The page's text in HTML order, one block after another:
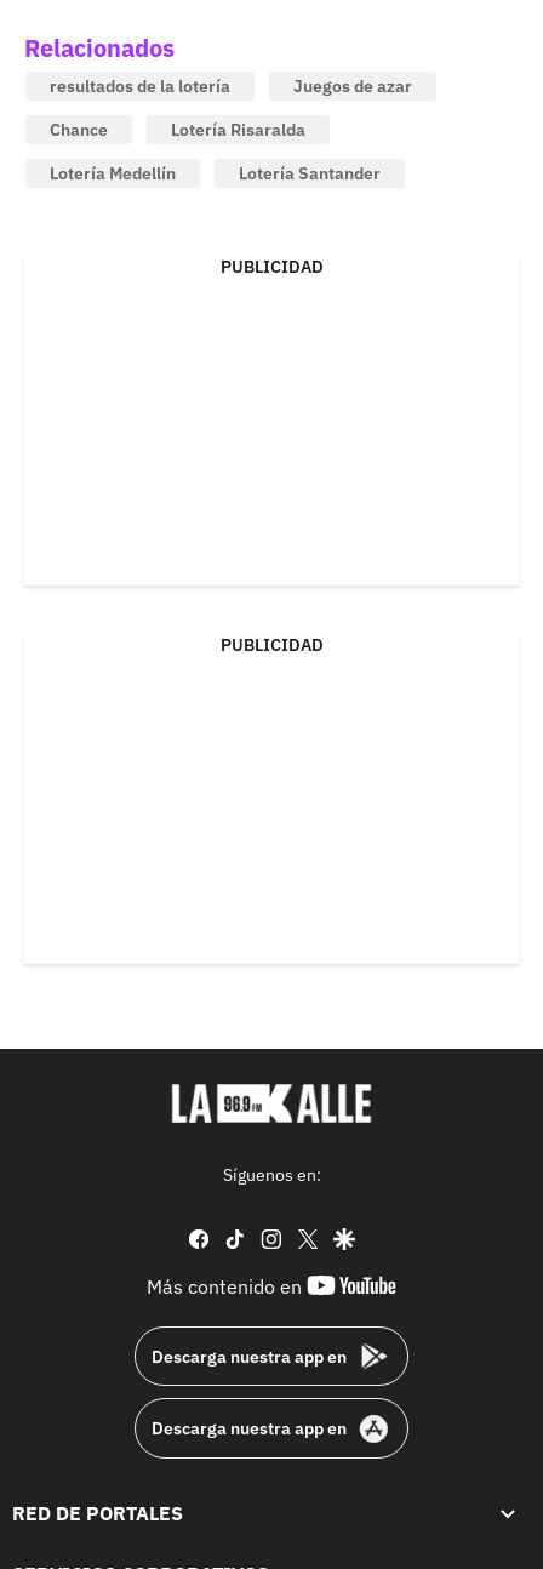
Relacionados
resultados de la lotería
Juegos de azar
Chance
Lotería Risaralda
Lotería Medellín
Lotería Santander
PUBLICIDAD
PUBLICIDAD
Síguenos en:
facebook
tiktok instagram
twittergoogle
Más contenido en
youtube-
Descarga nuestra app en
Descarga nuestra app en
RED DE PORTALES